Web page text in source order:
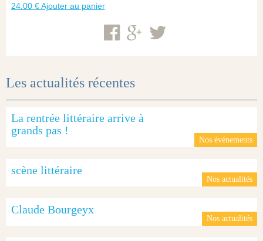
24.00 € Ajouter au panier
Les actualités récentes
Nos événements
La rentrée littéraire arrive à
grands pas !
Nos actualités
scène littéraire
Nos actualités
Claude Bourgeyx